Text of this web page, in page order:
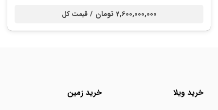
2,600,000,000 تومان / قیمت کل
خرید ویلا خرید زمین